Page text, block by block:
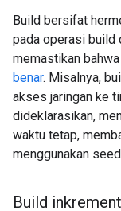
Build bersifat
pada operasi build
memastikan
benar. Misalnya,
akses jaringan ke
dideklarasikan,
waktu tetap,
menggunakan
Build